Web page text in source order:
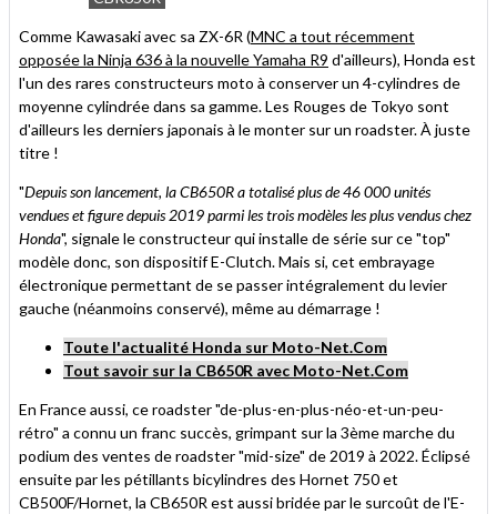
un
Comme Kawasaki avec sa ZX-6R (MNC a tout récemment
opposée la Ninja 636 à la nouvelle Yamaha R9 d'ailleurs), Honda est
l'un des rares constructeurs moto à conserver un 4-cylindres de
moyenne cylindrée dans sa gamme. Les Rouges de Tokyo sont
d'ailleurs les derniers japonais à le monter sur un roadster. À juste
titre !
"Depuis son lancement, la CB650R a totalisé plus de 46 000 unités
vendues et figure depuis 2019 parmi les trois modèles les plus vendus chez
Honda", signale le constructeur qui installe de série sur ce "top"
modèle donc, son dispositif E-Clutch. Mais si, cet embrayage
électronique permettant de se passer intégralement du levier
gauche (néanmoins conservé), même au démarrage !
Toute l'actualité Honda sur Moto-Net.Com
Tout savoir sur la CB650R avec Moto-Net.Com
En France aussi, ce roadster "de-plus-en-plus-néo-et-un-peu-
rétro" a connu un franc succès, grimpant sur la 3ème marche du
podium des ventes de roadster "mid-size" de 2019 à 2022. Éclipsé
ensuite par les pétillants bicylindres des Hornet 750 et
CB500F/Hornet, la CB650R est aussi bridée par le surcoût de l'E-